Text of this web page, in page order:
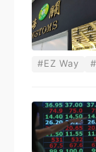
#EZ Way